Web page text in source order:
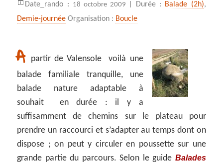
Date_rando : 18 octobre 2009 | Durée : Balade (2h),
Demie-journée Organisation : Boucle
A
partir de Valensole voilà une
balade familiale tranquille, une
balade nature adaptable à
souhait en durée : il y a
suffisamment de chemins sur le plateau pour
prendre un raccourci et s’adapter au temps dont on
dispose ; on peut y circuler en poussette sur une
grande partie du parcours. Selon le guide Balades